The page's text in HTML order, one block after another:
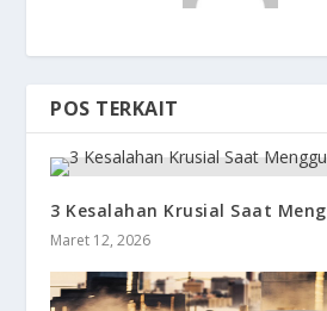
POS TERKAIT
3 Kesalahan Krusial Saat
Maret 12, 2026